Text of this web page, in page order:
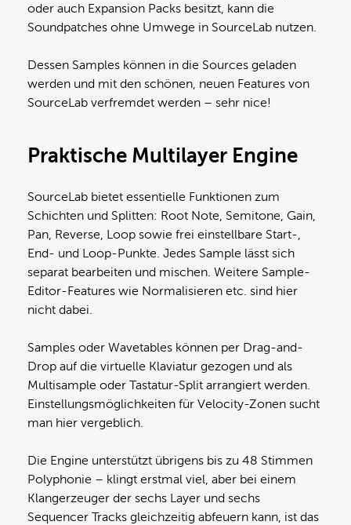
oder auch Expansion Packs besitzt, kann die
Soundpatches ohne Umwege in SourceLab nutzen.
Dessen Samples können in die Sources geladen
werden und mit den schönen, neuen Features von
SourceLab verfremdet werden – sehr nice!
Praktische Multilayer Engine
SourceLab bietet essentielle Funktionen zum
Schichten und Splitten: Root Note, Semitone, Gain,
Pan, Reverse, Loop sowie frei einstellbare Start-,
End- und Loop-Punkte. Jedes Sample lässt sich
separat bearbeiten und mischen. Weitere Sample-
Editor-Features wie Normalisieren etc. sind hier
nicht dabei.
Samples oder Wavetables können per Drag-and-
Drop auf die virtuelle Klaviatur gezogen und als
Multisample oder Tastatur-Split arrangiert werden.
Einstellungsmöglichkeiten für Velocity-Zonen sucht
man hier vergeblich.
Die Engine unterstützt übrigens bis zu 48 Stimmen
Polyphonie – klingt erstmal viel, aber bei einem
Klangerzeuger der sechs Layer und sechs
Sequencer Tracks gleichzeitig abfeuern kann, ist das